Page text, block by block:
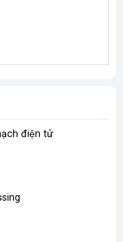
điện tử